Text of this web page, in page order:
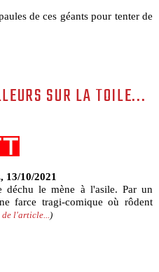
de ces géants pour tenter de
SUR LA TOILE...
13/10/2021
le mène à l'asile. Par un
farce tragi-comique où rôdent
l'article...)